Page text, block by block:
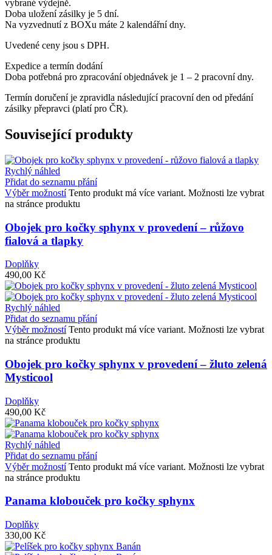
vybrané výdejně.
Doba uložení zásilky je 5 dní.
Na vyzvednutí z BOXu máte 2 kalendářní dny.
Uvedené ceny jsou s DPH.
Expedice a termín dodání
Doba potřebná pro zpracování objednávek je 1 – 2 pracovní dny.
Termín doručení je zpravidla následující pracovní den od předání
zásilky přepravci (platí pro ČR).
Související produkty
Rychlý náhled
Přidat do seznamu přání
Výběr možností Tento produkt má více variant. Možnosti lze vybrat
na stránce produktu
Obojek pro kočky sphynx v provedení – růžovo
fialová a tlapky
Doplňky
490,00 Kč
Rychlý náhled
Přidat do seznamu přání
Výběr možností Tento produkt má více variant. Možnosti lze vybrat
na stránce produktu
Obojek pro kočky sphynx v provedení – žluto zelená
Mysticool
Doplňky
490,00 Kč
Rychlý náhled
Přidat do seznamu přání
Výběr možností Tento produkt má více variant. Možnosti lze vybrat
na stránce produktu
Panama klobouček pro kočky sphynx
Doplňky
330,00 Kč